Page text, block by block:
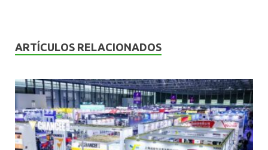
b
o
k
er l
s
p
p
dI
ARTÍCULOS RELACIONADOS